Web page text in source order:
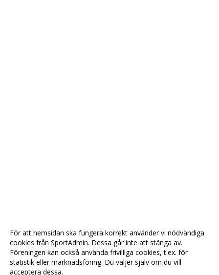
För att hemsidan ska fungera korrekt använder vi nödvändiga
cookies från SportAdmin. Dessa går inte att stänga av.
Föreningen kan också använda frivilliga cookies, t.ex. för
statistik eller marknadsföring. Du väljer själv om du vill
acceptera dessa.